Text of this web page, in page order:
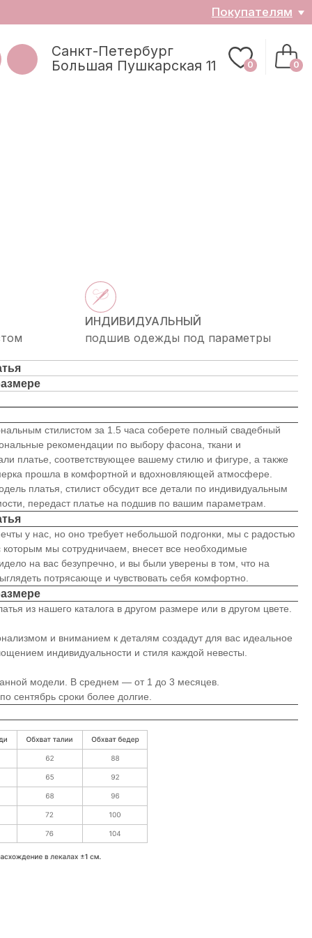
0
ИНДИВИДУАЛЬНЫЙ
подшив одежды под параметры
стилистом за 1.5 часа соберете полный свадебный
рекомендации по выбору фасона, ткани и
платье, соответствующее вашему стилю и фигуре, а также
прошла в комфортной и вдохновляющей атмосфере.
платья, стилист обсудит все детали по индивидуальным
передаст платье на подшив по вашим параметрам.
у нас, но оно требует небольшой подгонки, мы с радостью
мы сотрудничаем, внесет все необходимые
на вас безупречно, и вы были уверены в том, что на
потрясающе и чувствовать себя комфортно.
из нашего каталога в другом размере или в другом цвете.
и вниманием к деталям создадут для вас идеальное
индивидуальности и стиля каждой невесты.
модели. В среднем ― от 1 до 3 месяцев.
сентябрь сроки более долгие.